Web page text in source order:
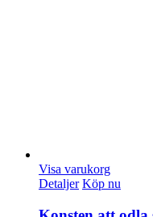
Visa varukorg
Detaljer Köp nu